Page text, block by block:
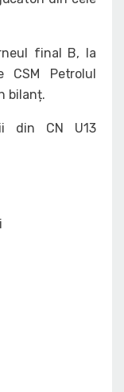
final B, la
CSM Petrolul
bilanț.
din CN U13